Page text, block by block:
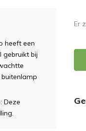
heeft een
gebruikt bij
Deze
Er